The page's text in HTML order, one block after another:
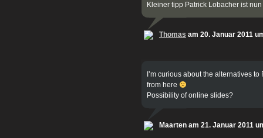
Kleiner tipp Patrick Lobacher ist
Thomas am 20. Januar 2011
I’m curious about the alternatives
from here
Possibility of online slides?
Maarten am 21. Januar 2011